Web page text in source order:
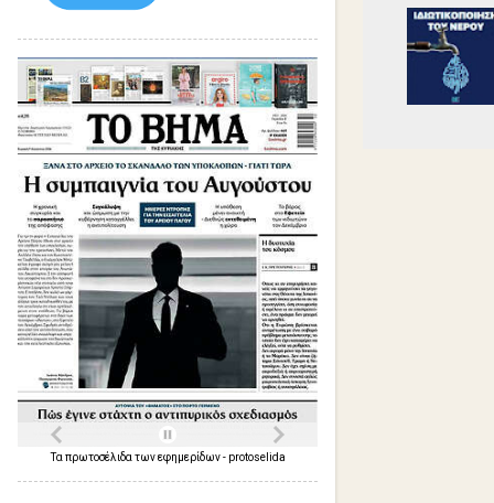
Τα πρωτοσέλιδα τωνεφημερίδων- protoselida